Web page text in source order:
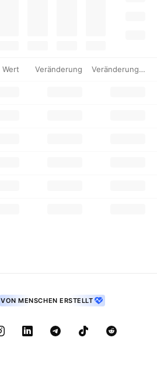
Wert Veränderung Veränderung %
VON MENSCHEN ERSTELLT